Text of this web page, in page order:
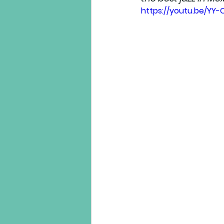
https://youtu.be/YY-